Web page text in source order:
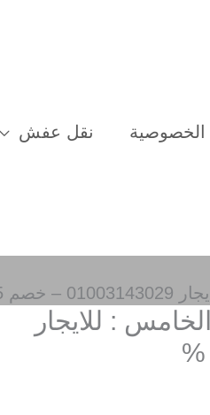
نقل عفش
45 %
: للايجار